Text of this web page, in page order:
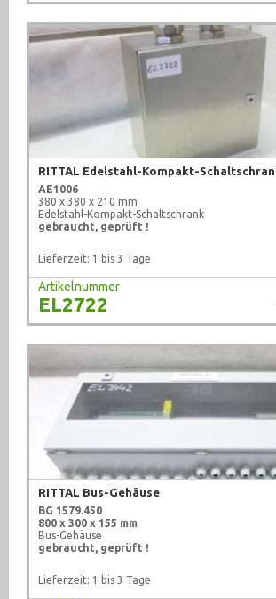
RITTAL Edelstahl-Kompakt-
AE1006
380 x 380 x 210 mm
Edelstahl-Kompakt-Schaltschrank
gebraucht, geprüft !
Lieferzeit: 1 bis 3 Tage
Artikelnummer
EL2722
RITTAL Bus-Gehäuse
BG 1579.450
800 x 300 x 155 mm
Bus-Gehäuse
gebraucht, geprüft !
Lieferzeit: 1 bis 3 Tage